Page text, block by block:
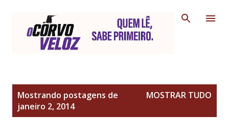
Mostrando postagens de
janeiro 2, 2014
MOSTRAR TUDO